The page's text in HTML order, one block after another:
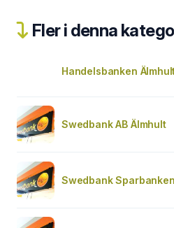
Fler i denna
Handelsbanken
Swedbank AB Älmhult
Swedbank